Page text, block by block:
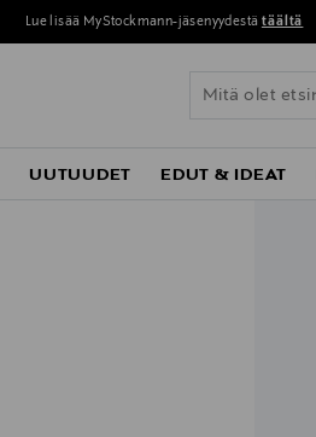
Lue lisää MyStockmann-jäsenyydestä täältä
UUTUUDET EDUT & IDEAT